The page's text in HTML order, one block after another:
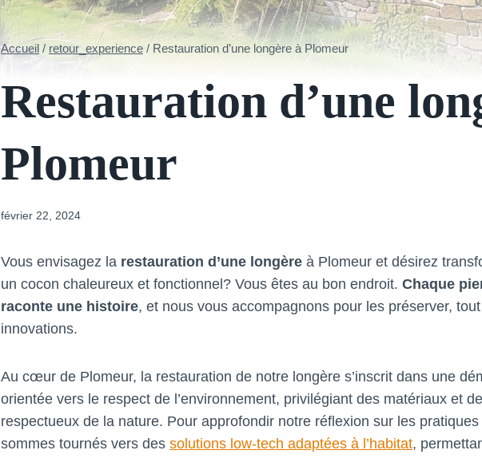
Accueil / retour_experience / Restauration d’une longère à Plomeur
Restauration d’une
Plomeur
février 22, 2024
Vous envisagez la restauration d’une longère à Plomeur et désirez
un cocon chaleureux et fonctionnel? Vous êtes au bon endroit. Chaque
raconte une histoire, et nous vous accompagnons pour les préserver,
innovations.
Au cœur de Plomeur, la restauration de notre longère s’inscrit dans une
orientée vers le respect de l’environnement, privilégiant des matériaux et
respectueux de la nature. Pour approfondir notre réflexion sur les
sommes tournés vers des solutions low-tech adaptées à l’habitat,